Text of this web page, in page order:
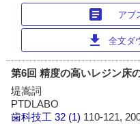
article アブ
download 全文ダ
第6回 精度の高いレジン床
堤嵩詞
PTDLABO
歯科技工 32 (1) 110-121,